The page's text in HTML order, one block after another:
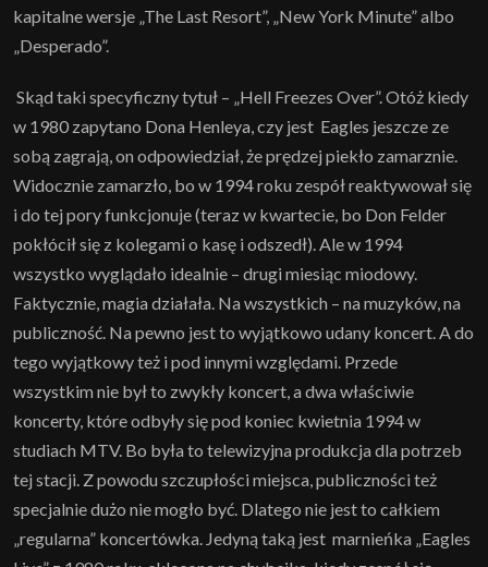
kapitalne wersje „The Last Resort”, „New York Minute” albo
„Desperado”.
Skąd taki specyficzny tytuł – „Hell Freezes Over”. Otóż kiedy
w 1980 zapytano Dona Henleya, czy jest Eagles jeszcze ze
sobą zagrają, on odpowiedział, że prędzej piekło zamarznie.
Widocznie zamarzło, bo w 1994 roku zespół reaktywował się
i do tej pory funkcjonuje (teraz w kwartecie, bo Don Felder
pokłócił się z kolegami o kasę i odszedł). Ale w 1994
wszystko wyglądało idealnie – drugi miesiąc miodowy.
Faktycznie, magia działała. Na wszystkich – na muzyków, na
publiczność. Na pewno jest to wyjątkowo udany koncert. A do
tego wyjątkowy też i pod innymi względami. Przede
wszystkim nie był to zwykły koncert, a dwa właściwie
koncerty, które odbyły się pod koniec kwietnia 1994 w
studiach MTV. Bo była to telewizyjna produkcja dla potrzeb
tej stacji. Z powodu szczupłości miejsca, publiczności też
specjalnie dużo nie mogło być. Dlatego nie jest to całkiem
„regularna” koncertówka. Jedyną taką jest marnieńka „Eagles